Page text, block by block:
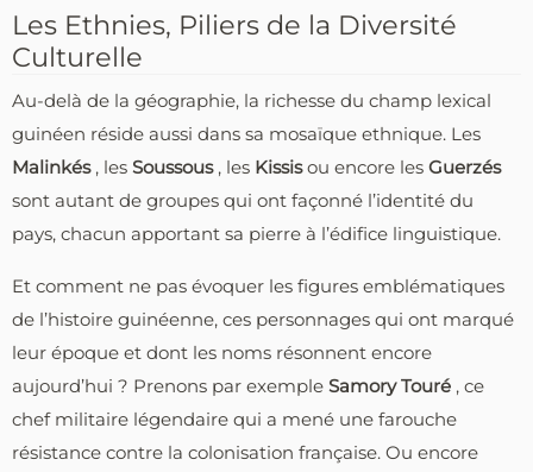
Les Ethnies, Piliers de la Diversité
Culturelle
Au-delà de la géographie, la richesse du champ lexical
guinéen réside aussi dans sa mosaïque ethnique. Les
Malinkés , les Soussous , les Kissisou encore les Guerzés
sont autant de groupes qui ont façonné l’identité du
pays, chacun apportant sa pierre à l’édifice linguistique.
Et comment ne pas évoquer les figures emblématiques
de l’histoire guinéenne, ces personnages qui ont marqué
leur époque et dont les noms résonnent encore
aujourd’hui ? Prenons par exemple Samory Touré , ce
chef militaire légendaire qui a mené une farouche
résistance contre la colonisation française. Ou encore